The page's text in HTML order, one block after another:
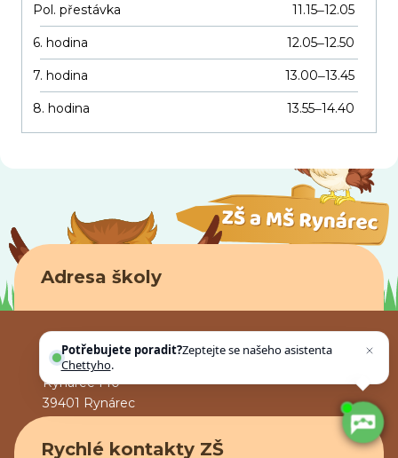
Pol. přestávka 11.15–12.05
6. hodina 12.05–12.50
7. hodina 13.00–13.45
8. hodina 13.55–14.40
Adresa školy
Základní škola a mateřská škola Rynárec, okres
Pelhřimov
Rynárec 140
39401 Rynárec
Rychlé kontakty ZŠ
Potřebujete poradit?Zeptejte se našeho asistenta
Chettyho.